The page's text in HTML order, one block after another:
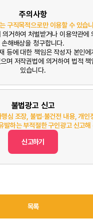
주의사항
구직목적으로만 이용할 수 있습
거하여 처벌받거나 이용약관에
손해배상을 청구합니다.
등에 대한 책임은 작성자 본인에
며 저작권법에 의거하여 법적
있습니다.
불법광고 신고
심 조장, 불법·불건전 내용, 개인
발하는 부적절한 구인광고 신고해
신고하기
목록